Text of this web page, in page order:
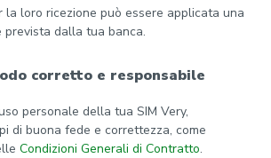
la loro ricezione può essere applicata una
dalla tua banca.
corretto e responsabile
personale della tua SIM Very,
di buona fede e correttezza, come
Condizioni Generali di Contratto.